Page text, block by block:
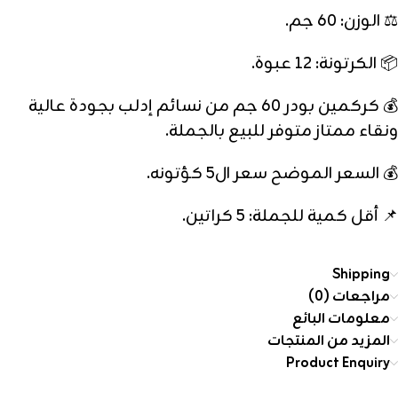
⚖️ الوزن: 60 جم.
📦 الكرتونة: 12 عبوة.
💰 كركمين بودر 60 جم من نسائم إدلب بجودة عالية
ونقاء ممتاز متوفر للبيع بالجملة.
💰 السعر الموضح سعر ال5 كؤتونه.
📌 أقل كمية للجملة: 5 كراتين.
Shipping
مراجعات (0)
معلومات البائع
المزيد من المنتجات
Product Enquiry